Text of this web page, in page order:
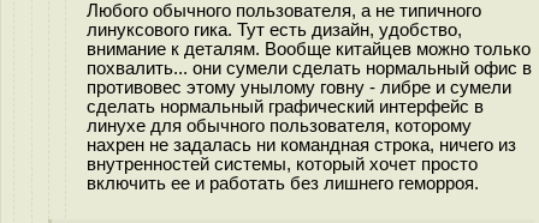
Любого обычного пользователя, а не типичного
линуксового гика. Тут есть дизайн, удобство,
внимание к деталям. Вообще китайцев можно только
похвалить... они сумели сделать нормальный офис в
противовес этому унылому говну - либре и сумели
сделать нормальный графический интерфейс в
линухе для обычного пользователя, которому
нахрен не задалась ни командная строка, ничего из
внутренностей системы, который хочет просто
включить ее и работать без лишнего геморроя.